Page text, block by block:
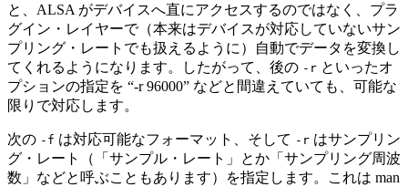
と、ALSA がデバイスへ直にアクセスするのではなく、プラ
グイン・レイヤーで（本来はデバイスが対応していないサン
プリング・レートでも扱えるように）自動でデータを変換し
てくれるようになります。したがって、後の -r といったオ
プションの指定を “-r 96000” などと間違えていても、可能な
限りで対応します。
次の -f は対応可能なフォーマット、そして -r はサンプリン
グ・レート（「サンプル・レート」とか「サンプリング周波
数」などと呼ぶこともあります）を指定します。これは man